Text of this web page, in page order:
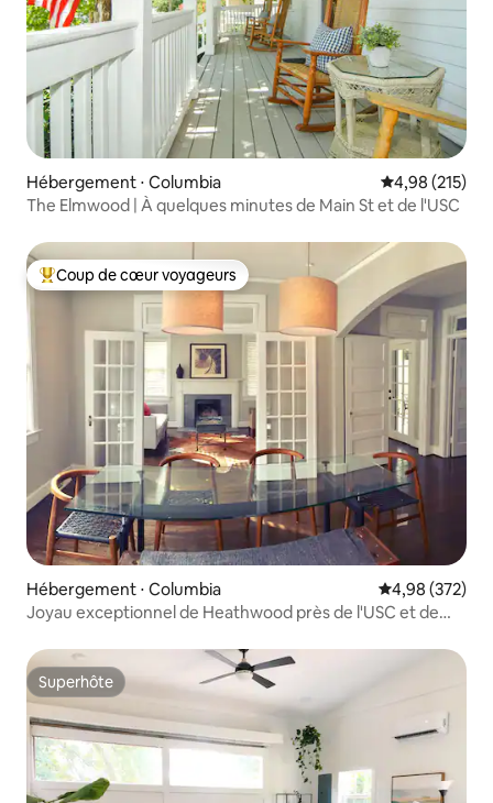
Hébergement ⋅ Columbia Évaluation
4,98 (215)
The Elmwood | À quelques minutes de Main St et de l'USC
Coups de cœur voyageurs les plus appréciés
Coup de cœur voyageurs
Hébergement ⋅ Columbia Évaluation
4,98 (372)
Joyau exceptionnel de Heathwood près de l'USC et de
Superhôte
Superhôte